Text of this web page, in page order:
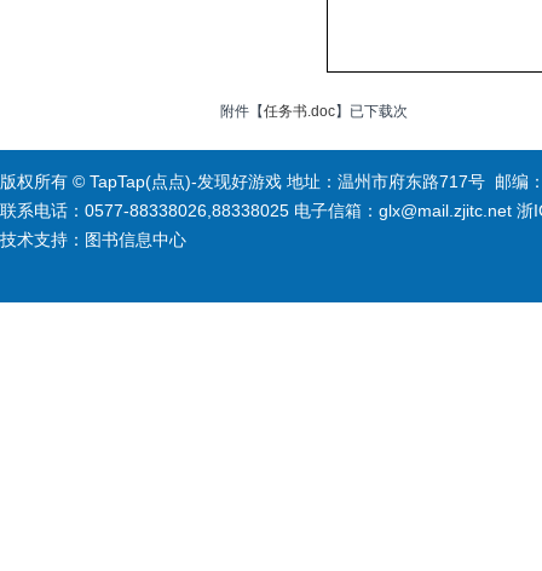
附件【任务书.doc】已下载次
版权所有 © TapTap(点点)-发现好游戏 地址：温州市府东路717号 邮编
联系电话：0577-88338026,88338025 电子信箱：glx@mail.zjitc.net 浙
技术支持：图书信息中心